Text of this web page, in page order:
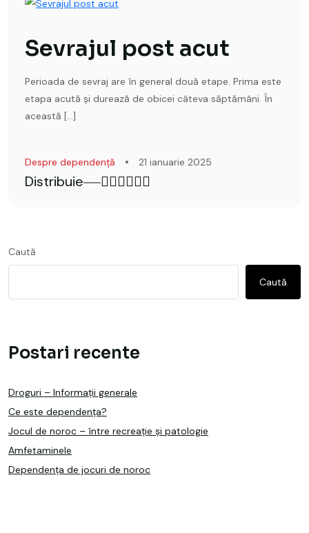
Sevrajul post acut
Perioada de sevraj are în general două etape. Prima este
etapa acută și durează de obicei câteva săptămâni. În
această […]
Despre dependență 21 ianuarie 2025
Distribuie
Caută
Caută
Postari recente
Droguri – Informații generale
Ce este dependența?
Jocul de noroc – între recreație și patologie
Amfetaminele
Dependența de jocuri de noroc